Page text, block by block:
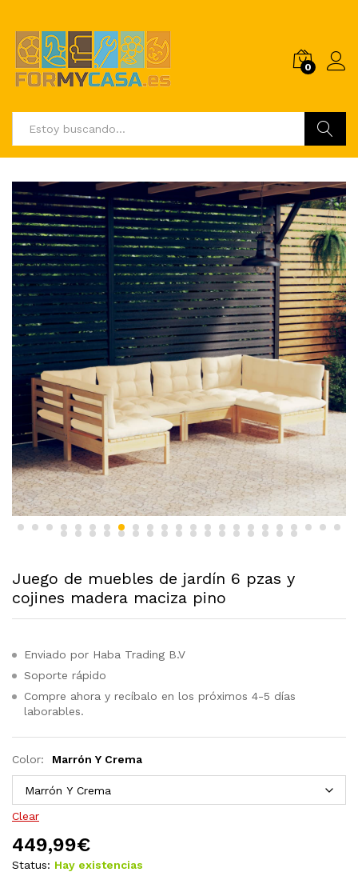
0
Juego de muebles de jardín 6 pzas y
cojines madera maciza pino
Enviado por Haba Trading B.V
Soporte rápido
Compre ahora y recíbalo en los próximos 4-5 días
laborables.
Color: Marrón Y Crema
Clear
449,99€
Status: Hay existencias